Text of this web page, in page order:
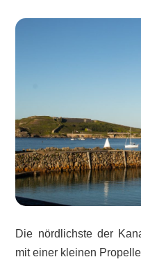
Die nördlichste der
mit einer kleinen